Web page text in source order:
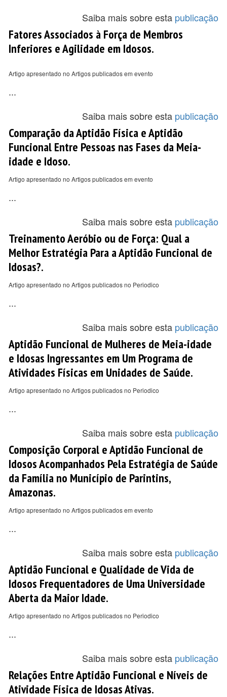
Saiba mais sobre esta publicação
Fatores Associados à Força de Membros
Inferiores e Agilidade em Idosos.
Artigo apresentado no Artigos publicados em evento
...
Saiba mais sobre esta publicação
Comparação da Aptidão Física e Aptidão
Funcional Entre Pessoas nas Fases da Meia-
idade e Idoso.
Artigo apresentado no Artigos publicados em evento
...
Saiba mais sobre esta publicação
Treinamento Aeróbio ou de Força: Qual a
Melhor Estratégia Para a Aptidão Funcional de
Idosas?.
Artigo apresentado no Artigos publicados no Periodico
...
Saiba mais sobre esta publicação
Aptidão Funcional de Mulheres de Meia-idade
e Idosas Ingressantes em Um Programa de
Atividades Físicas em Unidades de Saúde.
Artigo apresentado no Artigos publicados no Periodico
...
Saiba mais sobre esta publicação
Composição Corporal e Aptidão Funcional de
Idosos Acompanhados Pela Estratégia de Saúde
da Família no Município de Parintins,
Amazonas.
Artigo apresentado no Artigos publicados em evento
...
Saiba mais sobre esta publicação
Aptidão Funcional e Qualidade de Vida de
Idosos Frequentadores de Uma Universidade
Aberta da Maior Idade.
Artigo apresentado no Artigos publicados no Periodico
...
Saiba mais sobre esta publicação
Relações Entre Aptidão Funcional e Níveis de
Atividade Física de Idosas Ativas.